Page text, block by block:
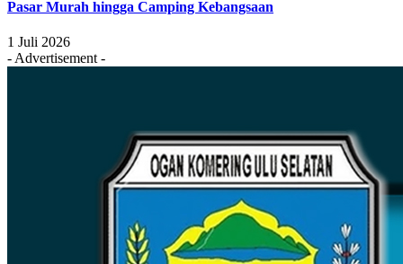
Pasar Murah hingga Camping Kebangsaan
1 Juli 2026
- Advertisement -